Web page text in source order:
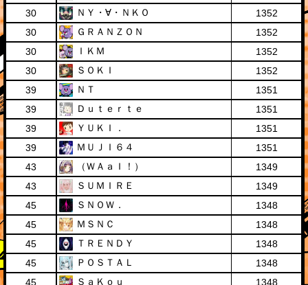
30
ＮＹ・∀・ＮＫＯ
1352
30
ＧＲＡＮＺＯＮ
1352
30
ＩＫＭ
1352
30
ＳＯＫＩ
1352
39
ＮＴ
1351
39
Ｄｕｔｅｒｔｅ
1351
39
ＹＵＫＩ．
1351
39
ＭＵＪＩ６４
1351
43
（ＷＡａＩ！）
1349
43
ＳＵＭＩＲＥ
1349
45
ＳＮＯＷ．
1348
45
ＭＳＮＣ
1348
45
ＴＲＥＮＤＹ
1348
45
ＰＯＳＴＡＬ
1348
45
ＳａＫｏｕ
1348